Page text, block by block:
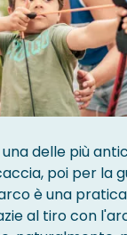
delle più
poi per la
è una
al tiro con